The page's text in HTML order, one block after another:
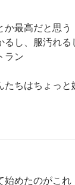
か最高だと思う
し、服汚れ
ラン
ちはちょっと
めたのがこれ